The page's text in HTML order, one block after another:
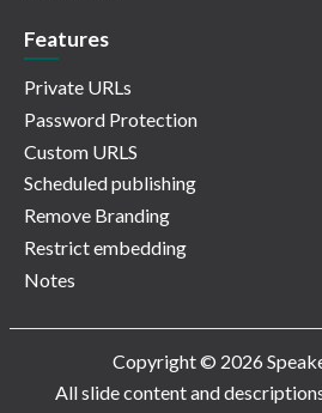
Features
Private URLs
Password Protection
Custom URLS
Scheduled publishing
Remove Branding
Restrict embedding
Notes
Copyright © 2026
All slide content and